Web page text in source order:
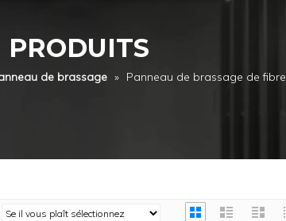
PRODUITS
de brassage » Panneau de brassage de fibre